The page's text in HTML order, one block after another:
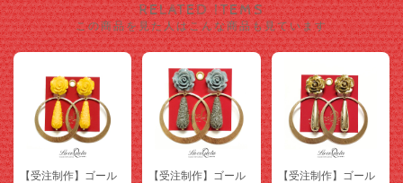
RELATED ITEMS
この商品を見た人はこんな商品も見ています
【受注制作】ゴール
【受注制作】ゴール
【受注制作】ゴール